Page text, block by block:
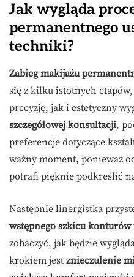
Jak wygląda
permanentnego
techniki?
Zabieg makijażu
się z kilku istotnych
precyzję, jak i estetyczny
szczegółowej konsultacji,
preferencje dotyczące
ważny moment, ponieważ
potrafi pięknie podkreślić
Następnie linergistka
wstępnego szkicu konturów
zobaczyć, jak będzie
krokiem jest znieczulenie